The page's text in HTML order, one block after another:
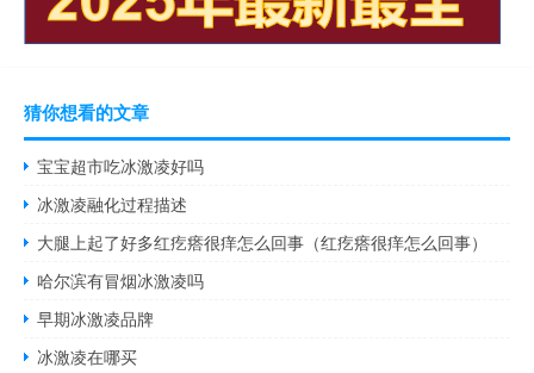
猜你想看的文章
宝宝超市吃冰激凌好吗
冰激凌融化过程描述
大腿上起了好多红疙瘩很痒怎么回事（红疙瘩很痒怎么回事）
哈尔滨有冒烟冰激凌吗
早期冰激凌品牌
冰激凌在哪买